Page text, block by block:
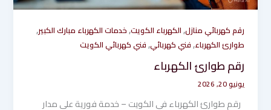
رقم كهربائي منازل,الكهرباء الكويت,خدمات الكهرباء مبارك الكبير,
طوارئ الكهرباء,فني كهربائي,فني كهربائي الكويت
رقم طوارئ الكهرباء
يونيو 20, 2026
رقم طوارئ الكهرباء في الكويت – خدمة فورية على مدار